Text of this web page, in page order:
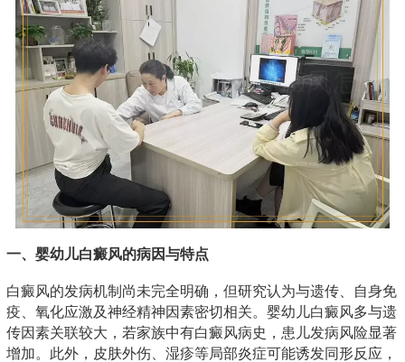
一、婴幼儿白癜风的病因与特点
白癜风的发病机制尚未完全明确，但研究认为与遗传、自身免
疫、氧化应激及神经精神因素密切相关。婴幼儿白癜风多与遗
传因素关联较大，若家族中有白癜风病史，患儿发病风险显著
增加。此外，皮肤外伤、湿疹等局部炎症可能诱发同形反应，